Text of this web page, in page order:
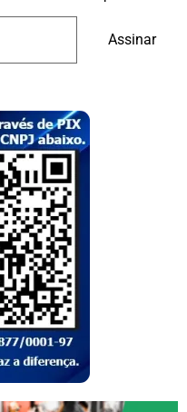
Assinar